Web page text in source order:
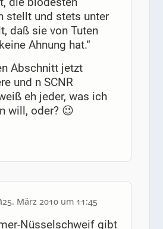
stellt und stets unter
daß sie von Tuten
Ahnung hat.“
Abschnitt jetzt
und n SCNR
eh jeder, was ich
will, oder? 😉
25. März 2010 um 11:45
Nüsselschweif gibt